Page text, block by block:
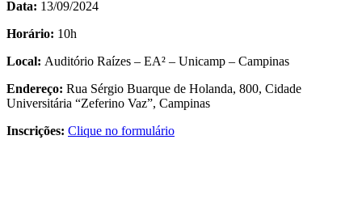
Data: 13/09/2024
Horário: 10h
Local: Auditório Raízes – EA² – Unicamp – Campinas
Endereço: Rua Sérgio Buarque de Holanda, 800, Cidade
Universitária “Zeferino Vaz”, Campinas
Inscrições: Clique no formulário